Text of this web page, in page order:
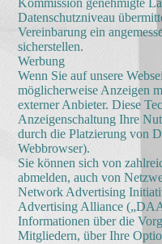
Kommission genehmigte
Datenschutzniveau
Vereinbarung ein
sicherstellen.
Werbung
Wenn Sie auf unsere
möglicherweise Anzeigen
externer Anbieter. Diese
Anzeigenschaltung Ihre
durch die Platzierung von
Webbrowser).
Sie können sich von
abmelden, auch von
Network Advertising
Advertising Alliance
Informationen über die
Mitgliedern, über Ihre